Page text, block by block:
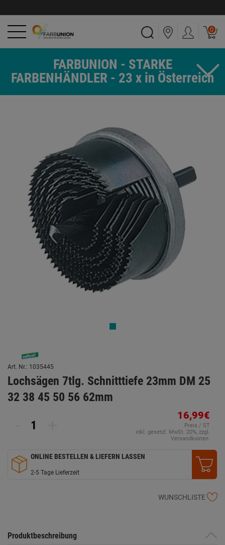
0
FARBUNION - STARKE
FARBENHÄNDLER - 23 x in Österreich
Art. Nr.: 1035445
Lochsägen 7tlg. Schnitttiefe 23mm DM 25
32 38 45 50 56 62mm
16,99€
Preis / ST
inkl. gesetzl. MwSt. 20%, zzgl.
Versandkosten.
ONLINE BESTELLEN & LIEFERN LASSEN
2-5 Tage Lieferzeit
WUNSCHLISTE
Produktbeschreibung